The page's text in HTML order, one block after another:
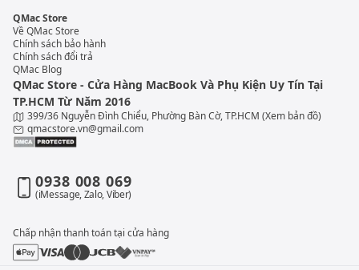
QMac Store
Về QMac Store
Chính sách bảo hành
Chính sách đổi trả
QMac Blog
QMac Store - Cửa Hàng MacBook Và Phụ Kiện Uy Tín Tại
TP.HCM Từ Năm 2016
399/36 Nguyễn Đình Chiểu, Phường Bàn Cờ, TP.HCM (Xem bản đồ)
qmacstore.vn@gmail.com
0938 008 069
(iMessage, Zalo, Viber)
Chấp nhận thanh toán tại cửa hàng